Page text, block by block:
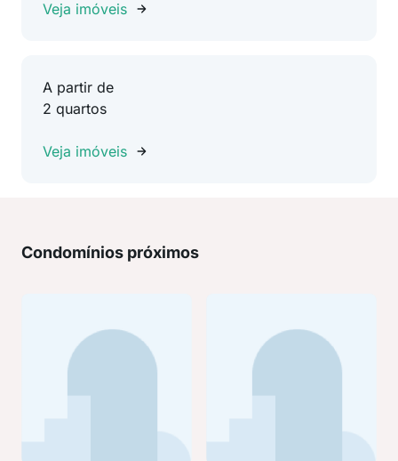
Veja imóveis
A partir de
2 quartos
Veja imóveis
Condomínios próximos